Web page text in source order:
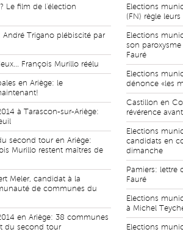
Le film de l'élection
André Trigano plébiscité par
François Murillo réélu
en Ariège: le
à Tarascon-sur-Ariège:
second tour en Ariège:
Murillo restent maîtres de
Meler, candidat à la
de communes du
en Ariège: 38 communes
du second tour
Elections
(FN) règle
Elections
son
Fauré
Elections
dénonce «les
Castillon en
révérence
Elections
candidats en
dimanche
Pamiers: lettre
Fauré
Elections
à Michel
Elections